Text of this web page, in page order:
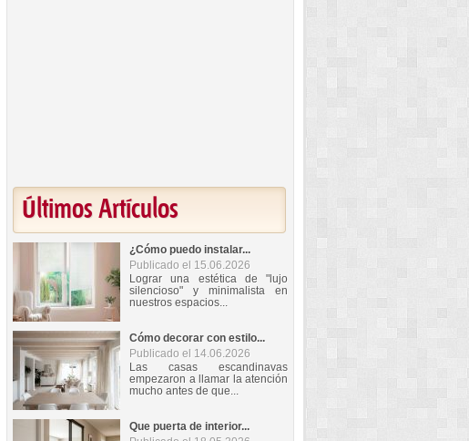
Últimos Artículos
¿Cómo puedo instalar...
Publicado el 15.06.2026
Lograr una estética de "lujo
silencioso" y minimalista en
nuestros espacios...
Cómo decorar con estilo...
Publicado el 14.06.2026
Las casas escandinavas
empezaron a llamar la atención
mucho antes de que...
Que puerta de interior...